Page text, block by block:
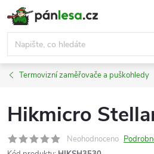
Přejít
na
obsah
Termovizní zaměřovače a puškohledy
Hikmicro
Neohodnoceno